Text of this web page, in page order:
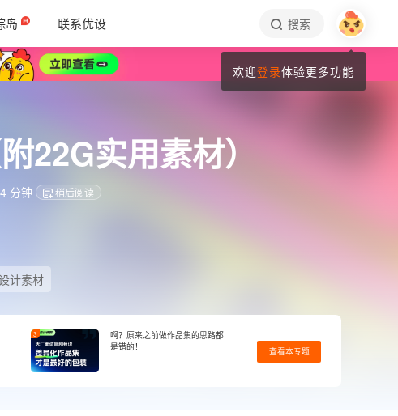
岛 联系优设 搜索
22G实用素材）
分钟 稍后阅读
计素材
3
啊？原来之前做作品集的思路都
是错的！
查看本专题
欢迎登录体验更多功能